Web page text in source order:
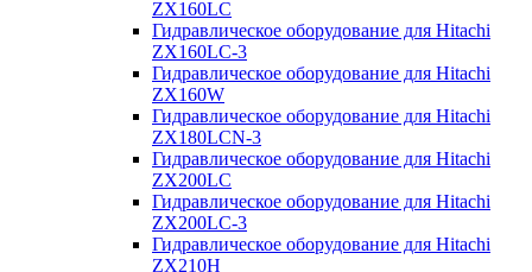
ZX160LC
Гидравлическое оборудование для Hitachi
ZX160LC-3
Гидравлическое оборудование для Hitachi
ZX160W
Гидравлическое оборудование для Hitachi
ZX180LCN-3
Гидравлическое оборудование для Hitachi
ZX200LC
Гидравлическое оборудование для Hitachi
ZX200LC-3
Гидравлическое оборудование для Hitachi
ZX210H